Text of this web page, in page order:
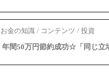
年間50万円節約成功☆「同じ立
お金の知識 / コンテンツ / 投資